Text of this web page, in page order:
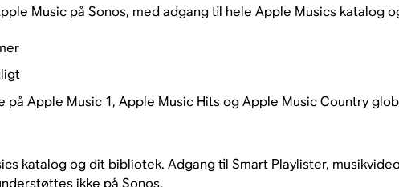
Music på Sonos, med adgang til hele Apple Musics katalog
Apple Music 1, Apple Music Hits og Apple Music Country
katalog og dit bibliotek. Adgang til Smart Playlister,